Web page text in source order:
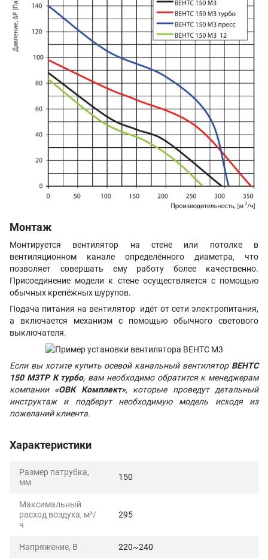
Монтаж
Монтируется вентилятор на стене или потолке в
вентиляционном канале определённого диаметра, что
позволяет совершать ему работу более качественно.
Присоединение модели к стене осуществляется с помощью
обычных крепёжных шурупов.
Подача питания на вентилятор идёт от сети электропитания,
а включается механизм с помощью обычного светового
выключателя.
Если вы хотите купить осевой канальный вентилятор ВЕНТС
150 М3TP К турбо, вам необходимо обратится к менеджерам
компании «ОВК Комплект», которые проведут детальный
инструктаж и подберут необходимую модель исходя из
пожеланий клиента.
Характеристики
Размер патрубка,
мм
150
Максимальный
расход воздуха, м³/
ч
295
Напряжение, В 220~240